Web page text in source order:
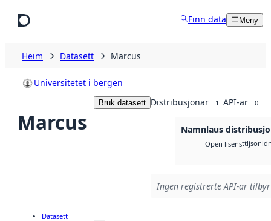
Finn data Meny
Heim Datasett Marcus
Universitetet i bergen
Marcus
Bruk datasett Distribusjonar 1 API-ar 0
Namnlaus
Open lisensttljsonld
Ingen registrerte API-ar
Datasett